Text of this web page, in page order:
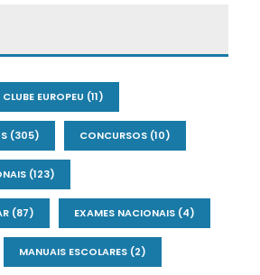
CLUBE EUROPEU (11)
(305) CONCURSOS (10)
(123)
(87) EXAMES NACIONAIS (4)
MANUAIS ESCOLARES (2)